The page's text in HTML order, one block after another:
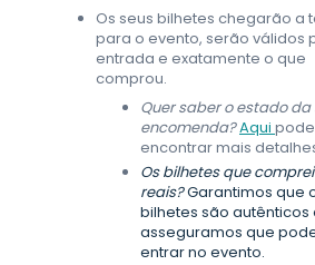
Os seus bilhetes chegarão a
para o evento, serão válidos
entrada e exatamente o que
comprou.
Quer saber o estado da
encomenda?Aqui pode
encontrar mais
Os bilhetes que
reais?Garantimos que
bilhetes são autênticos
asseguramos que
entrar no evento.